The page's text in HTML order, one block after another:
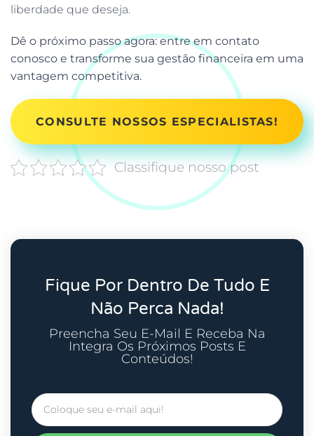
liberdade que deseja.
Dê o próximo passo agora: entre em contato
conosco e transforme sua gestão financeira em uma
vantagem competitiva.
CONSULTE NOSSOS ESPECIALISTAS!
Classifique nosso post
Fique Por Dentro De Tudo E
Não Perca Nada!
Preencha Seu E-Mail E Receba Na
Integra Os Próximos Posts E
Conteúdos!